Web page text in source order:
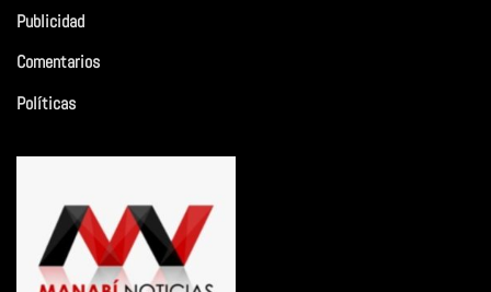
Publicidad
Comentarios
Políticas